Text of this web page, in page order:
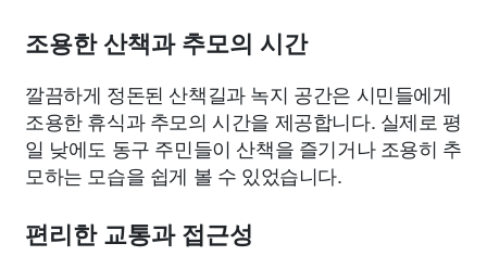
조용한 산책과 추모의 시간
깔끔하게 정돈된 산책길과 녹지 공간은 시민들에게
조용한 휴식과 추모의 시간을 제공합니다. 실제로 평
일 낮에도 동구 주민들이 산책을 즐기거나 조용히 추
모하는 모습을 쉽게 볼 수 있었습니다.
편리한 교통과 접근성